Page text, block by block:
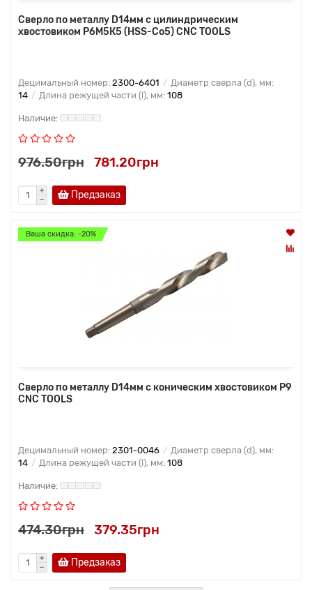
Сверло по металлу D14мм с цилиндрическим
хвостовиком Р6М5К5 (HSS-Co5) CNC TOOLS
Децимальный номер: 2300-6401
Диаметр сверла (d), мм:
14
Длина режущей части (l), мм: 108
976.50грн 781.20грн
Предзаказ
Ваша скидка: -20%
Сверло по металлу D14мм с коническим хвостовиком Р9
CNC TOOLS
Децимальный номер: 2301-0046
Диаметр сверла (d), мм:
14
Длина режущей части (l), мм: 108
474.30грн 379.35грн
Предзаказ